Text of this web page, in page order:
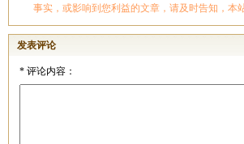
事实，或影响到您利益的文章，请及时告知，本
发表评论
*评论内容：